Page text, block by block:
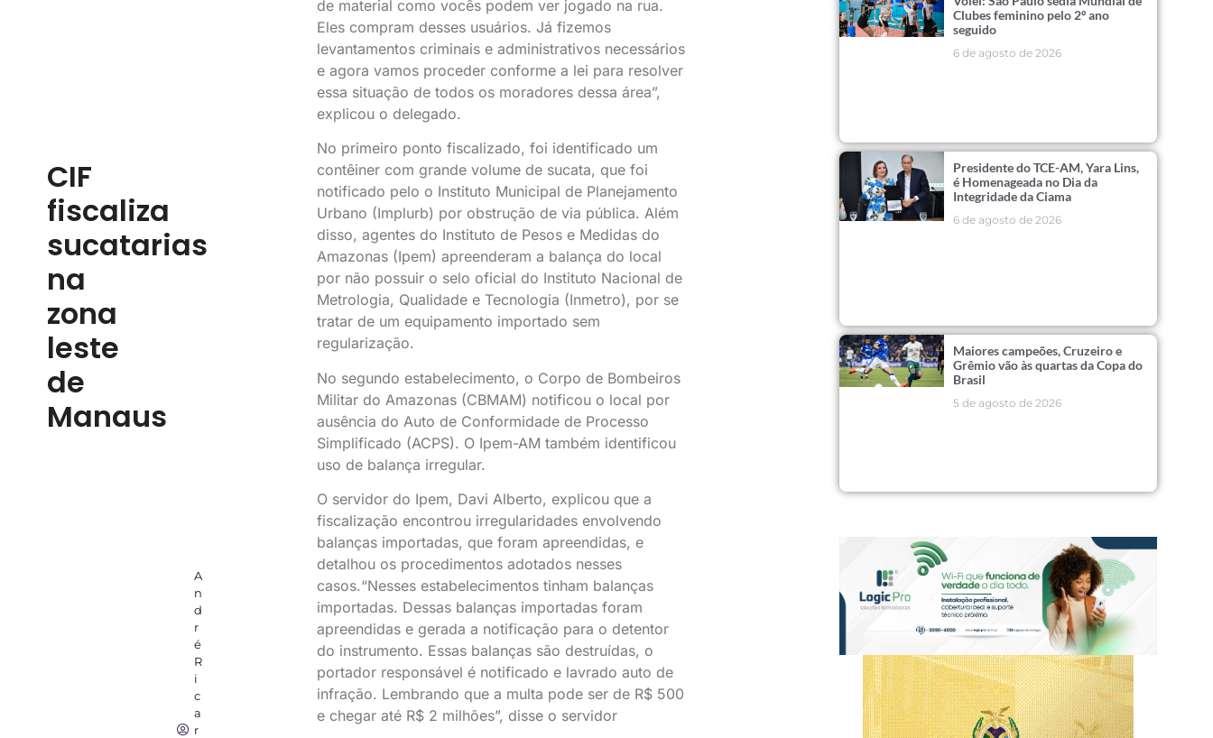
CIF
fiscaliza
sucatarias
na
zona
leste
de
Manaus
A
n
d
r
é
R
i
c
a
r
de material como vocês podem ver jogado na rua.
Eles compram desses usuários. Já fizemos
levantamentos criminais e administrativos necessários
e agora vamos proceder conforme a lei para resolver
essa situação de todos os moradores dessa área”,
explicou o delegado.
No primeiro ponto fiscalizado, foi identificado um
contêiner com grande volume de sucata, que foi
notificado pelo o Instituto Municipal de Planejamento
Urbano (Implurb) por obstrução de via pública. Além
disso, agentes do Instituto de Pesos e Medidas do
Amazonas (Ipem) apreenderam a balança do local
por não possuir o selo oficial do Instituto Nacional de
Metrologia, Qualidade e Tecnologia (Inmetro), por se
tratar de um equipamento importado sem
regularização.
No segundo estabelecimento, o Corpo de Bombeiros
Militar do Amazonas (CBMAM) notificou o local por
ausência do Auto de Conformidade de Processo
Simplificado (ACPS). O Ipem-AM também identificou
uso de balança irregular.
O servidor do Ipem, Davi Alberto, explicou que a
fiscalização encontrou irregularidades envolvendo
balanças importadas, que foram apreendidas, e
detalhou os procedimentos adotados nesses
casos.“Nesses estabelecimentos tinham balanças
importadas. Dessas balanças importadas foram
apreendidas e gerada a notificação para o detentor
do instrumento. Essas balanças são destruídas, o
portador responsável é notificado e lavrado auto de
infração. Lembrando que a multa pode ser de R$ 500
e chegar até R$ 2 milhões”, disse o servidor
Clubes feminino pelo 2º ano
seguido
6 de agosto de 2026
Presidente do TCE-AM, Yara Lins,
é Homenageada no Dia da
Integridade da Ciama
6 de agosto de 2026
Maiores campeões, Cruzeiro e
Grêmio vão às quartas da Copa do
Brasil
5 de agosto de 2026